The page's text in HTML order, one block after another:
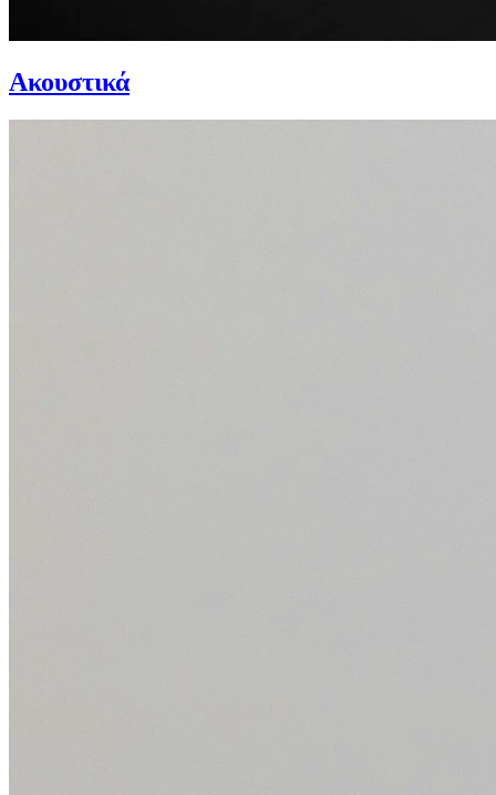
Ακουστικά